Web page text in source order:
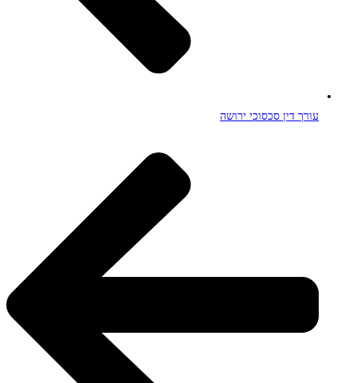
עורך דין סכסוכי ירושה